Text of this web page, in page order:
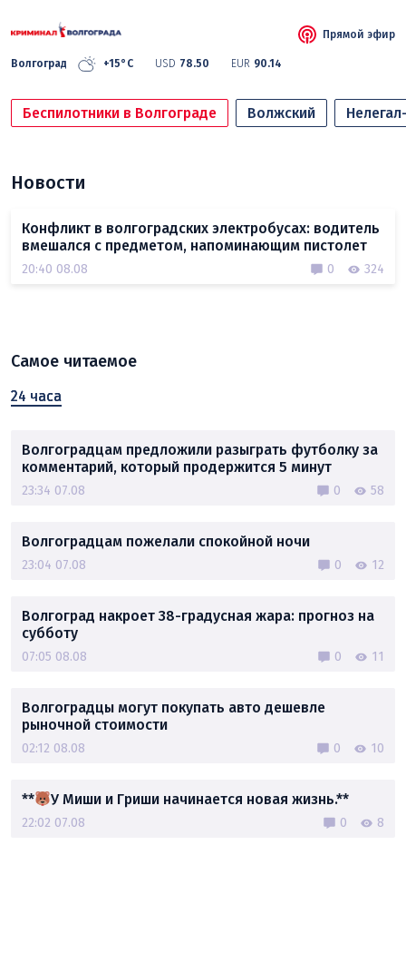
Волгоград +15°C USD 78.50 EUR 90.14
Прямой эфир
Беспилотники в Волгограде Волжский
Новости
Конфликт в волгоградских электробусах: водитель
вмешался с предметом, напоминающим пистолет
20:40 08.08 0 324
Самое читаемое
24 часа
Волгоградцам предложили разыграть футболку за
комментарий, который продержится 5 минут
23:34 07.08 0 58
Волгоградцам пожелали спокойной ночи
23:04 07.08 0 12
Волгоград накроет 38-градусная жара: прогноз на
субботу
07:05 08.08 0 11
Волгоградцы могут покупать авто дешевле
рыночной стоимости
02:12 08.08 0 10
** У Миши и Гриши начинается новая жизнь.**
22:02 07.08 0 8